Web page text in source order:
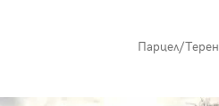
Парцел/Терен